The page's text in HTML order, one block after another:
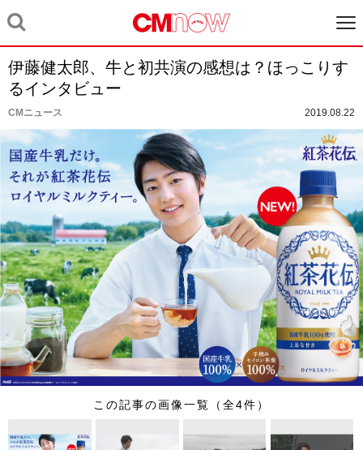
伊藤健太郎、牛と初共演の感想は？ほっこりす
るインタビュー
CMニュース 2019.08.22
この記事の画像一覧（全4件）